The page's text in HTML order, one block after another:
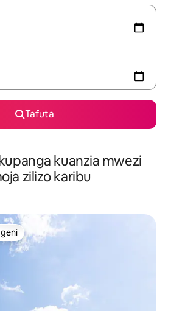
Tafuta
kuanzia mwezi
zilizo karibu
wageni